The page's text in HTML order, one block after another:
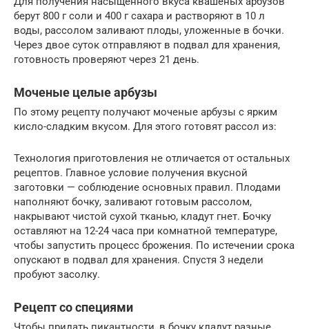
берут 800 г соли и 400 г сахара и растворяют в 10 л
воды, рассолом заливают плоды, уложенные в бочки.
Через двое суток отправляют в подвал для хранения,
готовность проверяют через 21 день.
Моченые целые арбузы
По этому рецепту получают моченые арбузы с ярким
кисло-сладким вкусом. Для этого готовят рассол из:
Технология приготовления не отличается от остальных
рецептов. Главное условие получения вкусной
заготовки — соблюдение основных правил. Плодами
наполняют бочку, заливают готовым рассолом,
накрывают чистой сухой тканью, кладут гнет. Бочку
оставляют на 12-24 часа при комнатной температуре,
чтобы запустить процесс брожения. По истечении срока
опускают в подвал для хранения. Спустя 3 недели
пробуют засолку.
Рецепт со специями